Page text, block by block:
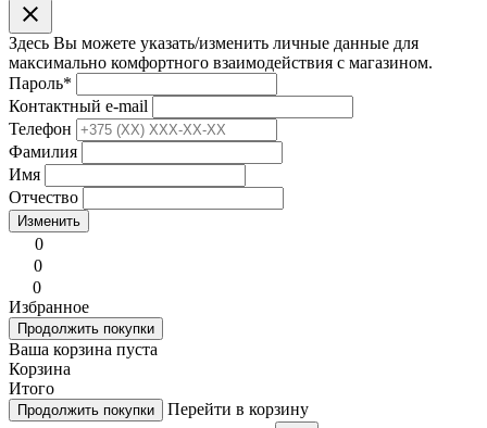
clear
Здесь Вы можете указать/изменить личные данные для
максимально комфортного взаимодействия с магазином.
Пароль*
Контактный e-mail
Телефон
Фамилия
Имя
Отчество
Изменить
0
0
0
Избранное
Продолжить покупки
Ваша корзина пуста
Корзина
Итого
Продолжить покупки Перейти в корзину